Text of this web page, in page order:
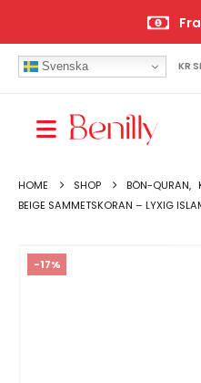
Svenska KR
HOME SHOP BÖN-QURAN,
BEIGE SAMMETSKORAN – LYXIG
-17%